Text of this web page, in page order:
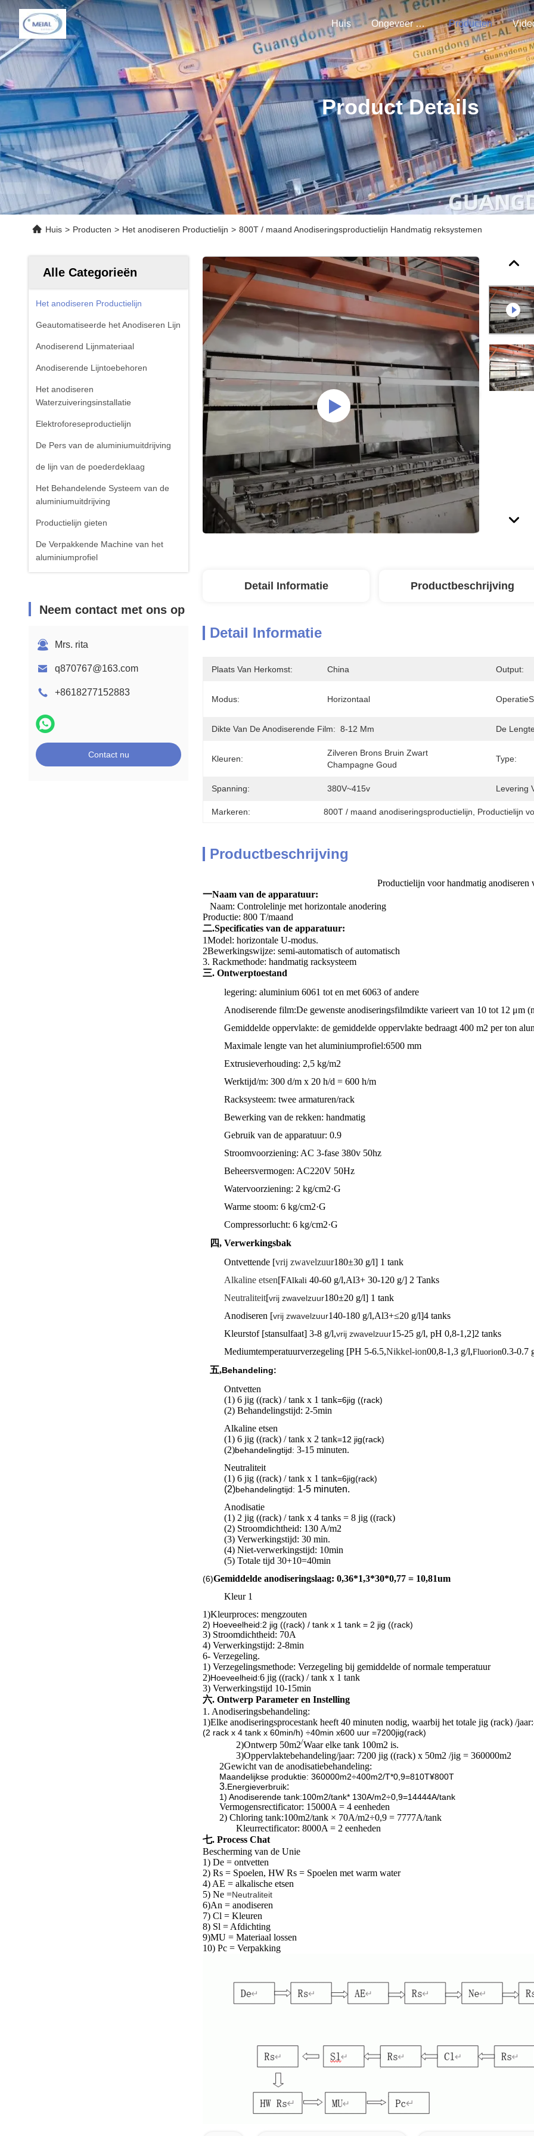
Huis Ongeveer Ons Producten
Product Details
Huis > Producten > Het anodiseren Productielijn > 800T / maand Anodiseringsproductielijn Handmatig reksystemen
Alle Categorieën
Het anodiseren Productielijn
Geautomatiseerde het Anodiseren Lijn
Anodiserend Lijnmateriaal
Anodiserende Lijntoebehoren
Het anodiseren
Waterzuiveringsinstallatie
Elektroforeseproductielijn
De Pers van de aluminiumuitdrijving
de lijn van de poederdeklaag
Het Behandelende Systeem van de
aluminiumuitdrijving
Productielijn gieten
De Verpakkende Machine van het
aluminiumprofiel
Neem contact met ons op
Mrs. rita
q870767@163.com
+8618277152883
Contact nu
Detail Informatie Productbeschrijving
Detail Informatie
Plaats Van Herkomst: China Output:
Modus: Horizontaal
Dikte Van De Anodiserende Film: 8-12 Μm De
Kleuren:
Zilveren Brons Bruin Zwart
Champagne Goud
Type:
Spanning: 380V~415v Levering
Markeren: 800T / maand anodiseringsproductielijn Productielijn
Productbeschrijving
Productielijn voor handmatig anodiseren
一Naam van de apparatuur:
Naam: Controlelinje met horizontale anodering
Productie: 800 T/maand
二.Specificaties van de apparatuur:
1Model: horizontale U-modus.
2Bewerkingswijze: semi-automatisch of automatisch
3. Rackmethode: handmatig racksysteem
三. Ontwerptoestand
legering: aluminium 6061 tot en met 6063 of andere
Anodiserende film:De gewenste anodiseringsfilmdikte varieert van 10 tot 12 μm
Gemiddelde oppervlakte: de gemiddelde oppervlakte bedraagt 400 m2 per ton
Maximale lengte van het aluminiumprofiel:6500 mm
Extrusieverhouding: 2,5 kg/m2
Werktijd/m: 300 d/m x 20 h/d = 600 h/m
Racksysteem: twee armaturen/rack
Bewerking van de rekken: handmatig
Gebruik van de apparatuur: 0.9
Stroomvoorziening: AC 3-fase 380v 50hz
Beheersvermogen: AC220V 50Hz
Watervoorziening: 2 kg/cm2·G
Warme stoom: 6 kg/cm2·G
Compressorlucht: 6 kg/cm2·G
四, Verwerkingsbak
Ontvettende [vrij zwavelzuur180±30 g/l] 1 tank
Alkaline etsen[FAlkali 40-60 g/l,Al3+ 30-120 g/] 2 Tanks
Neutraliteit[vrij zwavelzuur180±20 g/l] 1 tank
Anodiseren [vrij zwavelzuur140-180 g/l,Al3+≤20 g/l]4 tanks
Kleurstof [stansulfaat] 3-8 g/l,vrij zwavelzuur15-25 g/l, pH 0,8-1,2]2 tanks
Mediumtemperatuurverzegeling [PH 5-6.5,Nikkel-ion00,8-1,3 g/l,Fluorion0.3-0.7
五,Behandeling:
Ontvetten
(1) 6 jig ((rack) / tank x 1 tank=6jig ((rack)
(2) Behandelingstijd: 2-5min
Alkaline etsen
(1) 6 jig ((rack) / tank x 2 tank=12 jig(rack)
(2)behandelingtijd: 3-15 minuten.
Neutraliteit
(1) 6 jig ((rack) / tank x 1 tank=6jig(rack)
(2)behandelingtijd: 1-5 minuten.
Anodisatie
(1) 2 jig ((rack) / tank x 4 tanks = 8 jig ((rack)
(2) Stroomdichtheid: 130 A/m2
(3) Verwerkingstijd: 30 min.
(4) Niet-verwerkingstijd: 10min
(5) Totale tijd 30+10=40min
(6)Gemiddelde anodiseringslaag: 0,36*1,3*30*0,77 = 10,81um
Kleur 1
1)Kleurproces: mengzouten
2) Hoeveelheid:2 jig ((rack) / tank x 1 tank = 2 jig ((rack)
3) Stroomdichtheid: 70A
4) Verwerkingstijd: 2-8min
6- Verzegeling.
1) Verzegelingsmethode: Verzegeling bij gemiddelde of normale temperatuur
2)Hoeveelheid:6 jig ((rack) / tank x 1 tank
3) Verwerkingstijd 10-15min
六. Ontwerp Parameter en Instelling
1. Anodiseringsbehandeling:
1)Elke anodiseringsprocestank heeft 40 minuten nodig, waarbij het totale jig (rack) /jaar:
(2 rack x 4 tank x 60min/h) ÷40min x600 uur =7200jig(rack)
2)Ontwerp 50m2/Waar elke tank 100m2 is.
3)Oppervlaktebehandeling/jaar: 7200 jig ((rack) x 50m2 /jig = 360000m2
2Gewicht van de anodisatiebehandeling:
Maandelijkse produktie: 360000m2÷400m2/T*0,9=810T¥800T
3.Energieverbruik:
1) Anodiserende tank:100m2/tank* 130A/m2÷0,9=14444A/tank
Vermogensrectificator: 15000A = 4 eenheden
2) Chloring tank:100m2/tank × 70A/m2÷0,9 = 7777A/tank
Kleurrectificator: 8000A = 2 eenheden
七. Process Chat
Bescherming van de Unie
1) De = ontvetten
2) Rs = Spoelen, HW Rs = Spoelen met warm water
4) AE = alkalische etsen
5) Ne =Neutraliteit
6)An = anodiseren
7) Cl = Kleuren
8) Sl = Afdichting
9)MU = Materiaal lossen
10) Pc = Verpakking